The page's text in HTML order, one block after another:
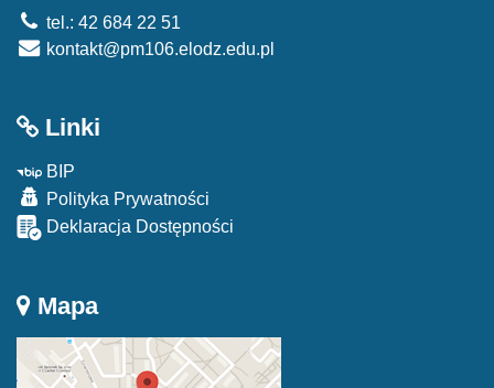
tel.: 42 684 22 51
kontakt@pm106.elodz.edu.pl
Linki
BIP
Polityka Prywatności
Deklaracja Dostępności
Mapa